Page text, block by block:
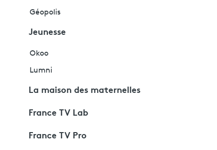
Géopolis
Jeunesse
Okoo
Lumni
La maison des maternelles
France TV Lab
France TV Pro